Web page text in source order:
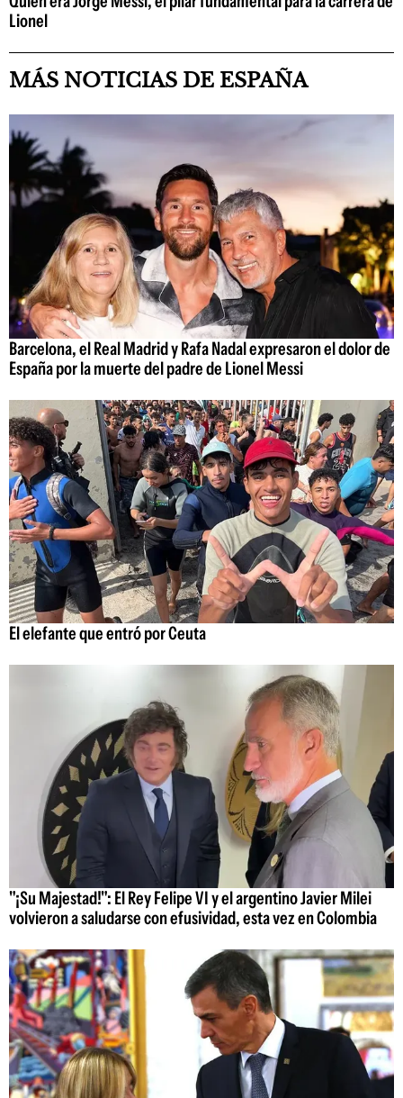
Lionel
MÁS NOTICIAS DE ESPAÑA
Barcelona, el Real Madrid y Rafa Nadal expresaron el dolor de
España por la muerte del padre de Lionel Messi
El elefante que entró por Ceuta
"¡Su Majestad!": El Rey Felipe VI y el argentino Javier Milei
volvieron a saludarse con efusividad, esta vez en Colombia